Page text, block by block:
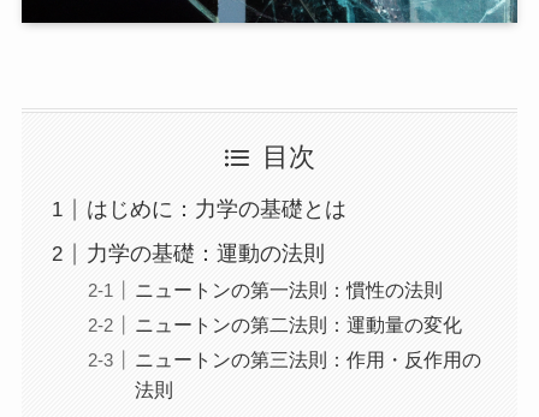
目次
はじめに：力学の基礎とは
力学の基礎：運動の法則
ニュートンの第一法則：慣性の法則
ニュートンの第二法則：運動量の変化
ニュートンの第三法則：作用・反作用の
法則